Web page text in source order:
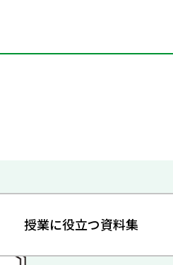
授業に役立つ資料集